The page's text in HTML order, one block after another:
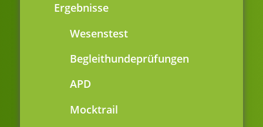
Ergebnisse
Wesenstest
Begleithundeprüfungen
APD
Mocktrail